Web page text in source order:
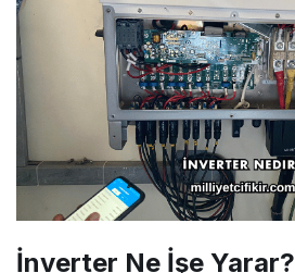
İnverter Ne İşe Yarar?